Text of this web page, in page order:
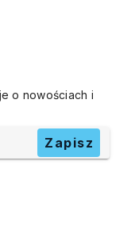
o nowościach i
Zapisz